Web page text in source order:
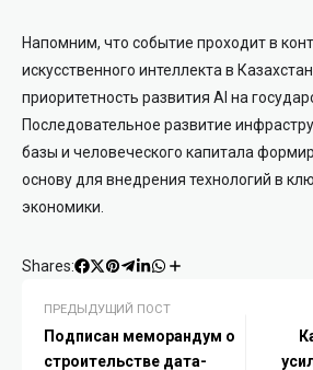
Напомним, что событие проходит в
искусственного интеллекта в
приоритетность развития AI на
Последовательное развитие
базы и человеческого капитала
основу для внедрения технологий в
экономики.
Shares:
ПРЕДЫДУЩИЙ ПОСТ
Подписан меморандум о
строительстве дата-